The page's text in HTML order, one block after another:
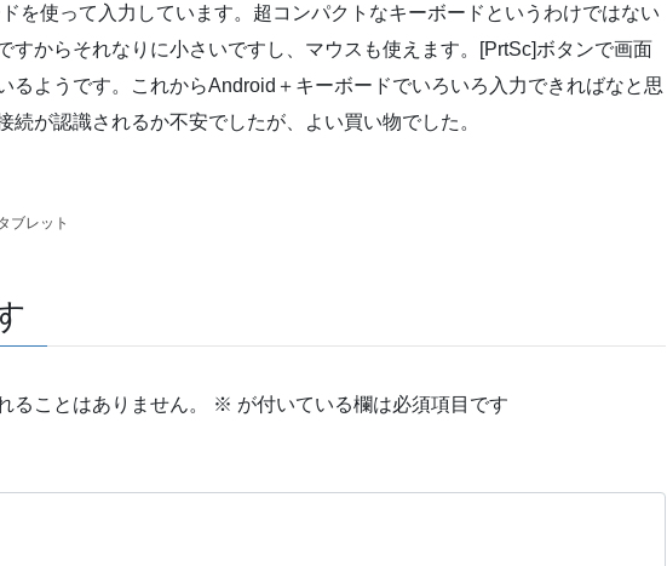
を使って入力しています。超コンパクトなキーボードというわけではない
すからそれなりに小さいですし、マウスも使えます。[PrtSc]ボタンで画面
るようです。これからAndroid＋キーボードでいろいろ入力できればなと思
続が認識されるか不安でしたが、よい買い物でした。
ブレット
ることはありません。 ※ が付いている欄は必須項目です